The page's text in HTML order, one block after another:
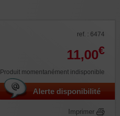
ref. : 6474
11,00€
Produit momentanément indisponible
Alerte disponibilité
Imprimer